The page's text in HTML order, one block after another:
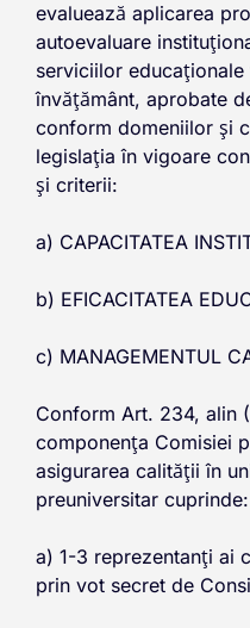
evaluează aplicarea
autoevaluare
serviciilor
învățământ, aprobate
conform domeniilor și
legislația în vigoare
și criterii:
a) CAPACITATEA
b) EFICACITATEA
c) MANAGEMENTUL
Conform Art. 234, alin
componența Comisiei
asigurarea calității în
preuniversitar cuprinde:
a) 1-3 reprezentanți ai
prin vot secret de